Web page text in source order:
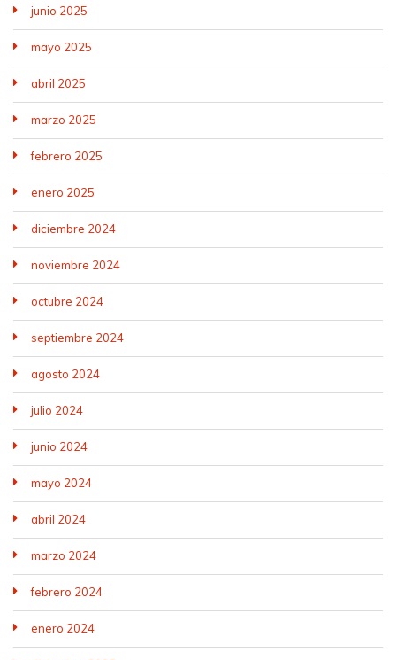
junio 2025
mayo 2025
abril 2025
marzo 2025
febrero 2025
enero 2025
diciembre 2024
noviembre 2024
octubre 2024
septiembre 2024
agosto 2024
julio 2024
junio 2024
mayo 2024
abril 2024
marzo 2024
febrero 2024
enero 2024